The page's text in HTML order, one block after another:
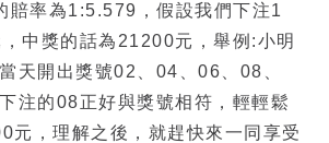
賠率為1:5.579，假設我們下注1
中獎的話為21200元，舉例:小明
天開出獎號02、04、06、08、
注的08正好與獎號相符，輕輕鬆
元，理解之後，就趕快來一同享受